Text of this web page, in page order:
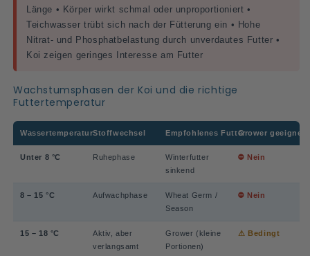
Länge • Körper wirkt schmal oder unproportioniert •
Teichwasser trübt sich nach der Fütterung ein • Hohe
Nitrat- und Phosphatbelastung durch unverdautes Futter •
Koi zeigen geringes Interesse am Futter
Wachstumsphasen der Koi und die richtige
Futtertemperatur
WassertemperaturStoffwechsel Empfohlenes FutterGrower geeignet?
Unter 8 °C Ruhephase
Winterfutter
sinkend
⛔ Nein
8 – 15 °C Aufwachphase
Wheat Germ /
Season
⛔ Nein
15 – 18 °C
Aktiv, aber
verlangsamt
Grower (kleine
Portionen)
⚠ Bedingt